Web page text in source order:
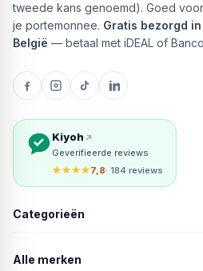
tweede kans genoemd). Goed
je portemonnee. Gratis bezorgd
België — betaal met iDEAL of
Kiyoh
Geverifieerde reviews
★★★★7,8· 184 reviews
Categorieën
Alle merken